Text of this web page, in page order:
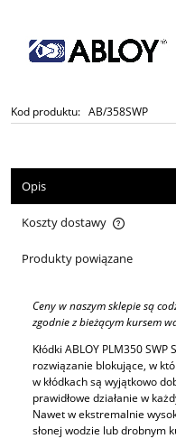
Kod produktu: AB/358SWP
Opis
Koszty dostawy
Cena nie zawiera
Produkty powiązane
Ceny w naszym sklepie są
zgodnie z bieżącym kursem
Kłódki ABLOY PLM350 SWP
rozwiązanie blokujące, w
w kłódkach są wyjątkowo
prawidłowe działanie w
Nawet w ekstremalnie
słonej wodzie lub drobnym